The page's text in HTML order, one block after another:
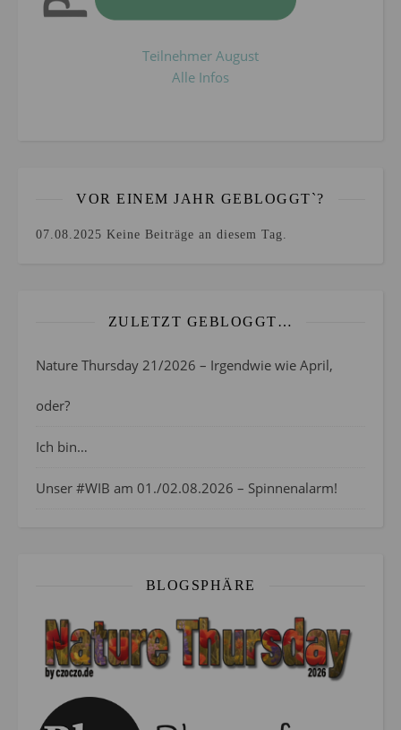
Teilnehmer August
Alle Infos
VOR EINEM JAHR GEBLOGGT`?
07.08.2025 Keine Beiträge an diesem Tag.
ZULETZT GEBLOGGT…
Nature Thursday 21/2026 – Irgendwie wie April,
oder?
Ich bin…
Unser #WIB am 01./02.08.2026 – Spinnenalarm!
BLOGSPHÄRE